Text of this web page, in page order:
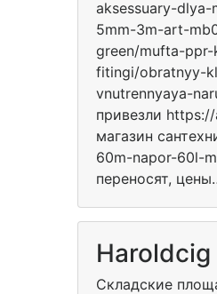
aksessuary-
5mm-3m-art-
green/mufta-
fitingi/obratnyy-
vnutrennyaya-
привезли
магазин
60m-napor-60l-
переносят,
Haroldcig
Складские